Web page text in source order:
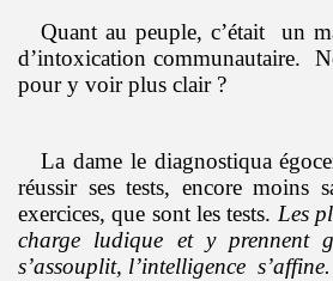
Quant au peuple, c’était un
d’intoxication communautaire.
pour y voir plus clair ?
La dame le diagnostiqua
réussir ses tests, encore
exercices, que sont les tests. Les
charge ludique et y prennent
s’assouplit, l’intelligence s’affine.